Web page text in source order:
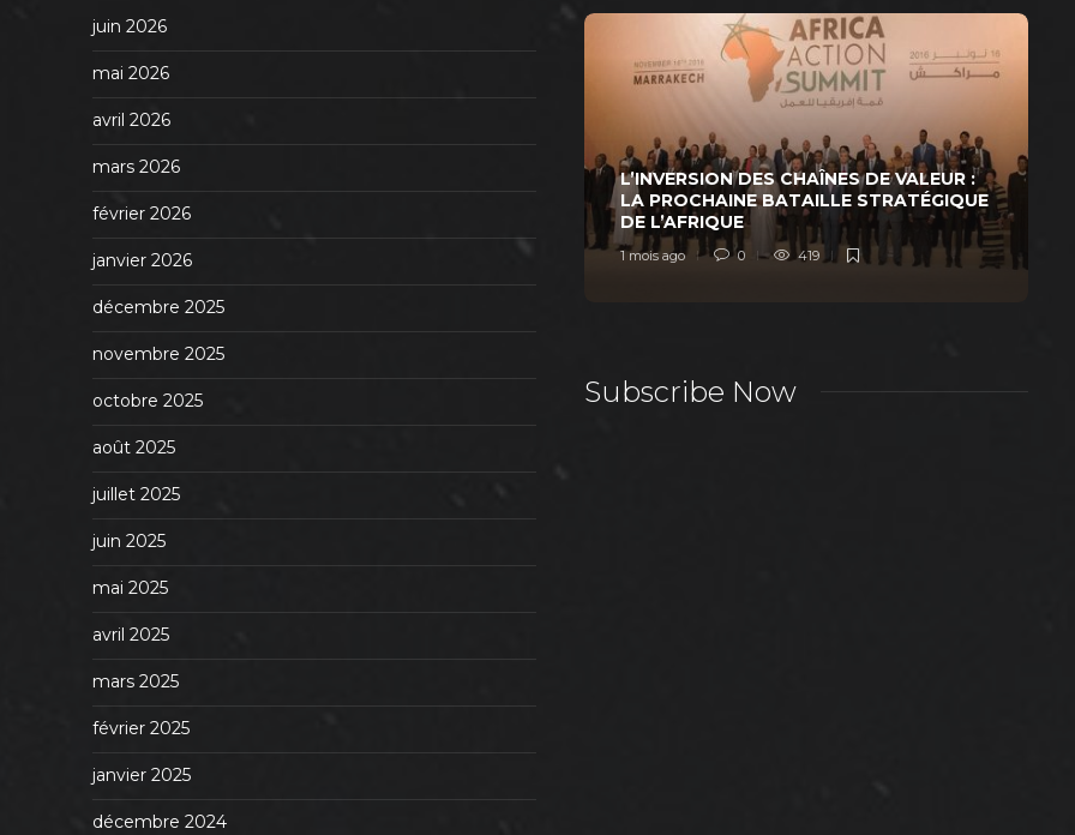
juin 2026
mai 2026
avril 2026
mars 2026
février 2026
janvier 2026
décembre 2025
novembre 2025
octobre 2025
août 2025
juillet 2025
juin 2025
mai 2025
avril 2025
mars 2025
février 2025
janvier 2025
décembre 2024
L’INVERSION DES CHAÎNES DE VALEUR :
LA PROCHAINE BATAILLE STRATÉGIQUE
DE L’AFRIQUE
1 mois ago 0 419
Subscribe Now